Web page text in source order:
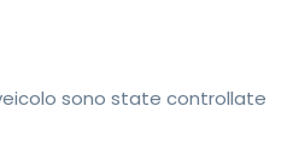
sono state controllate